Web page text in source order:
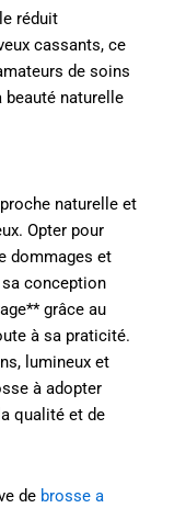
réduit
cassants, ce
de soins
beauté naturelle
naturelle et
Opter pour
dommages et
sa conception
grâce au
à sa praticité.
lumineux et
à adopter
qualité et de
de brosse a